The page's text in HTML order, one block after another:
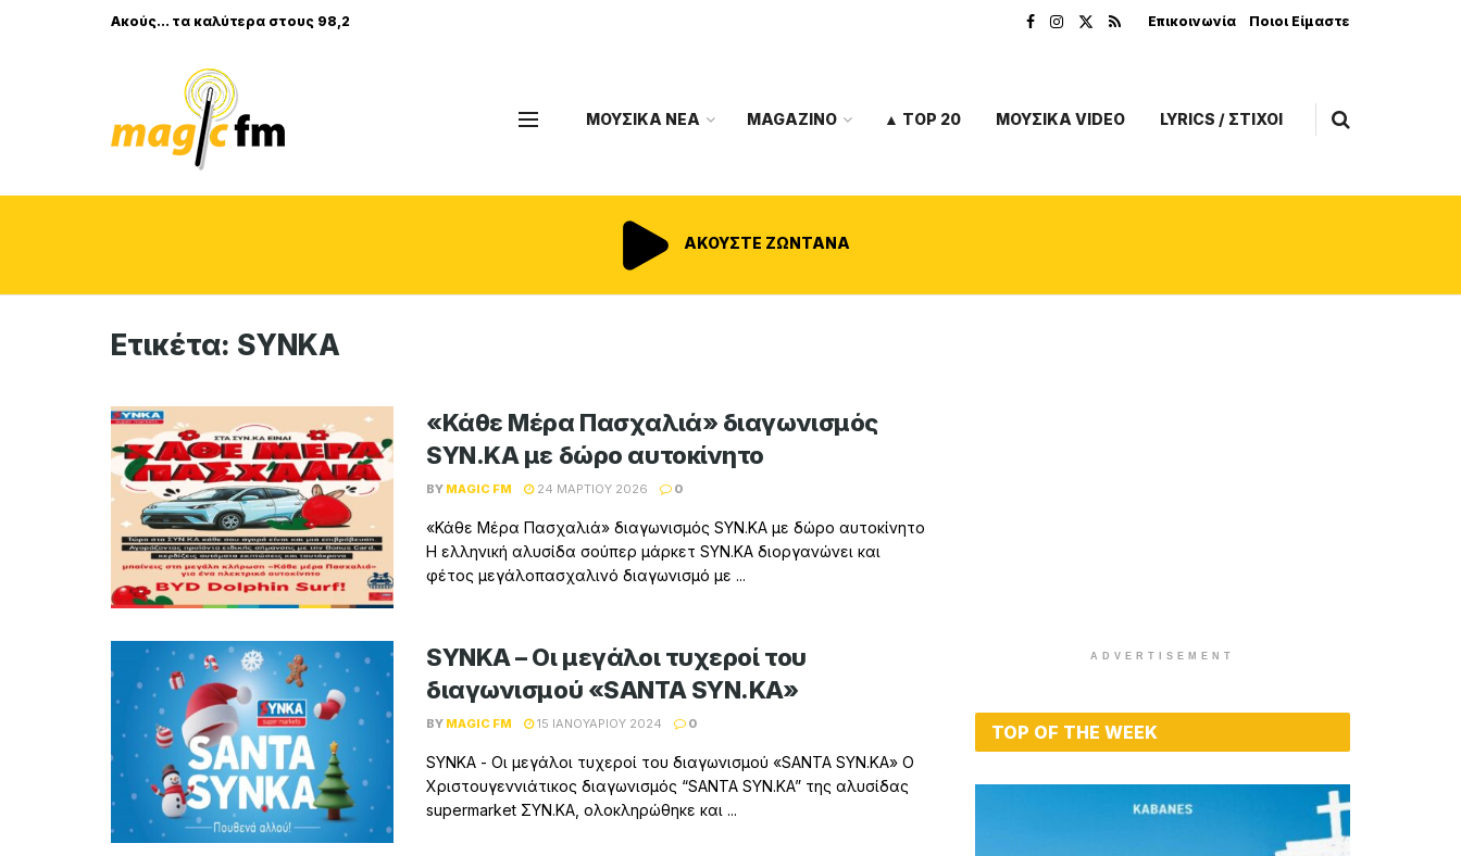
Ακούς... τα καλύτερα στους 98,2 Επικοινωνία Ποιοι Είμαστε
ΜΟΥΣΙΚΑ ΝΕΑ MAGAZINO ▲ TOP 20 ΜΟΥΣΙΚΑ VIDEO LYRICS / ΣΤΙΧΟΙ
ΑΚΟΥΣΤΕ ΖΩΝΤΑΝΑ
Ετικέτα: SYNKA
«Κάθε Μέρα Πασχαλιά» διαγωνισμός
SYN.KA με δώρο αυτοκίνητο
BY MAGIC FM 24 ΜΑΡΤΊΟΥ 2026 0
«Κάθε Μέρα Πασχαλιά» διαγωνισμός SYN.KA με δώρο αυτοκίνητο
Η ελληνική αλυσίδα σούπερ μάρκετ SYN.KA διοργανώνει και
φέτος μεγάλοπασχαλινό διαγωνισμό με ...
SYNKA – Οι μεγάλοι τυχεροί του
διαγωνισμού «SANTA SYN.KA»
BY MAGIC FM 15 ΙΑΝΟΥΑΡΊΟΥ 2024 0
SYNKA - Οι μεγάλοι τυχεροί του διαγωνισμού «SANTA SYN.KA» Ο
Χριστουγεννιάτικος διαγωνισμός “SANTA SYN.KA” της αλυσίδας
supermarket ΣΥΝ.ΚΑ, ολοκληρώθηκε και ...
ADVERTISEMENT
TOP OF THE WEEK